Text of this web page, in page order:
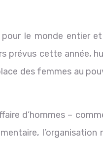
le monde entier
prévus cette année,
des femmes au
d’hommes –